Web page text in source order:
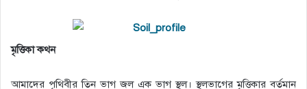
মৃত্তিকা কথন
আমাদের পৃথিবীর তিন ভাগ জল এক ভাগ স্থল। স্থলভাগের মৃত্তিকার বর্তমান